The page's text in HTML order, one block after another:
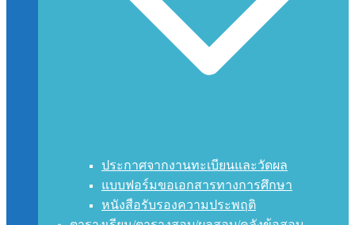
ประกาศจากงานทะเบียนและวัดผล
แบบฟอร์มขอเอกสารทางการศึกษา
หนังสือรับรองความประพฤติ